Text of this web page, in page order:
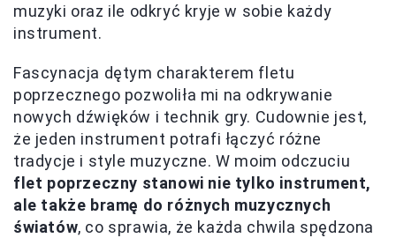
muzyki oraz ile odkryć kryje w sobie każdy
instrument.
Fascynacja dętym charakterem fletu
poprzecznego pozwoliła mi na odkrywanie
nowych dźwięków i technik gry. Cudownie jest,
że jeden instrument potrafi łączyć różne
tradycje i style muzyczne. W moim odczuciu
flet poprzeczny stanowi nie tylko instrument,
ale także bramę do różnych muzycznych
światów, co sprawia, że każda chwila spędzona